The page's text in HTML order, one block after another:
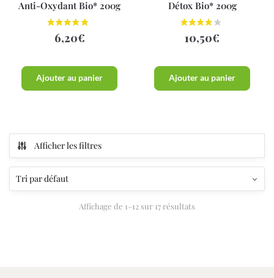
Anti-Oxydant Bio* 200g
6,20€
Ajouter au panier
Détox Bio* 200g
10,50€
Ajouter au panier
Afficher les filtres
Affichage de 1–12 sur 17 résultats